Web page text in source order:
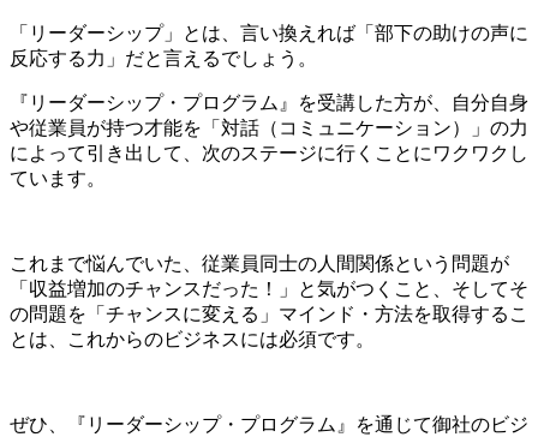
「リーダーシップ」とは、言い換えれば「部下の助けの声に
反応する力」だと言えるでしょう。
『リーダーシップ・プログラム』を受講した方が、自分自身
や従業員が持つ才能を「対話（コミュニケーション）」の力
によって引き出して、次のステージに行くことにワクワクし
ています。
これまで悩んでいた、従業員同士の人間関係という問題が
「収益増加のチャンスだった！」と気がつくこと、そしてそ
の問題を「チャンスに変える」マインド・方法を取得するこ
とは、これからのビジネスには必須です。
ぜひ、『リーダーシップ・プログラム』を通じて御社のビジ